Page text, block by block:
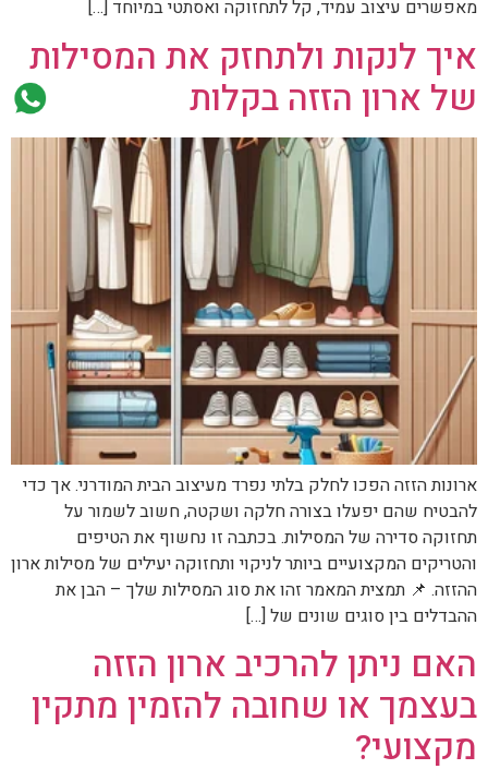
מאפשרים עיצוב עמיד, קל לתחזוקה ואסתטי במיוחד […]
איך לנקות ולתחזק את המסילות
של ארון הזזה בקלות
ארונות הזזה הפכו לחלק בלתי נפרד מעיצוב הבית המודרני. אך כדי
להבטיח שהם יפעלו בצורה חלקה ושקטה, חשוב לשמור על
תחזוקה סדירה של המסילות. בכתבה זו נחשוף את הטיפים
והטריקים המקצועיים ביותר לניקוי ותחזוקה יעילים של מסילות ארון
ההזזה. 📌 תמצית המאמר זהו את סוג המסילות שלך – הבן את
ההבדלים בין סוגים שונים של […]
האם ניתן להרכיב ארון הזזה
בעצמך או שחובה להזמין מתקין
מקצועי?